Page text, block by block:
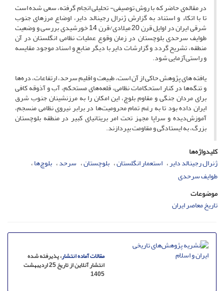
در مقاله‌ی حاضر که با روش توصیفی- تحلیلی انجام گرفته، سعی شده است
تا با اتکاء و استناد به گزارش ژنرال رجینالد دایر، اوضاع مرزهای جنوب
شرقی ایران در اوایل قرن 20 میلادی/قرن 14 خورشیدی بررسی و وضعیت
طوایف سرحدی بلوچستان در زمان وقوع عملیات نظامی انگلستان در آن
منطقه، تشریح گردد و گزارشات دایر با دیگر منابع و اسناد موجود مقایسه
و راستی‌آزمایی شود.
یافته های پژوهش حاکی از آن است، طبیعت و اقلیم سرحد، ارتفاعات، دره‌ها
و تنگه‌ها در کنار استحکامات نظامی، قلعه‌های مستحکم، آب و آذوقه کافی
برای مردان جنگی و مقاوم بلوچ، این امکان را به مرزنشینان جنوب شرق
ایران داده بود تا به رغم تمام محرومیت‌ها در برابر نیروی نظامی منسجم،
آموزش‌دیده و سراپا مجهز تحت امر بریتانیای کبیر در منطقه بلوچستان
بزرگ، به ایستادگی و مقاومت بپردازند.
کلیدواژه‌ها
ژنرال رجینالد دایر استعمار انگلستان بلوچستان سرحد بلوچ‌ها
طوایف سرحدی
موضوعات
تاریخ معاصر ایران
مقالات آماده انتشار، پذیرفته شده
انتشار آنلاین از تاریخ 25 اردیبهشت
1405